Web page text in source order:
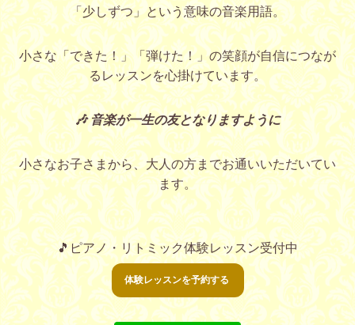
「少しずつ」という意味の音楽用語。
小さな「できた！」「弾けた！」の笑顔が自信につなが
るレッスンを心掛けています。
🎶 音楽が一生の友となりますように
小さなお子さまから、大人の方までお通いいただいてい
ます。
🎵ピアノ・リトミック体験レッスン受付中
体験レッスンを予約する